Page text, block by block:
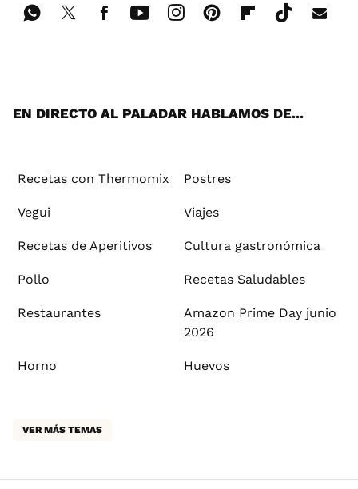
EN DIRECTO AL PALADAR HABLAMOS DE...
Recetas con Thermomix Postres
Vegui Viajes
Recetas de Aperitivos Cultura gastronómica
Pollo Recetas Saludables
Restaurantes
Amazon Prime Day junio
2026
Horno Huevos
VER MÁS TEMAS